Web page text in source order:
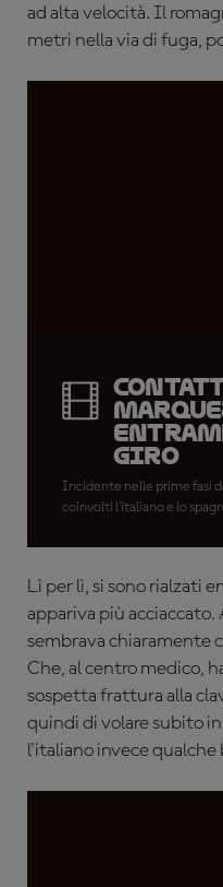
ad alta velocità. Il
metri nella via di fuga,
giro
Incidente nelle prime fasi
coinvolti l’italiano e lo
Lì per lì, si sono rialzati
appariva più acciaccato.
sembrava chiaramente
Che, al centro medico,
sospetta frattura alla
quindi di volare subito
l'italiano invece